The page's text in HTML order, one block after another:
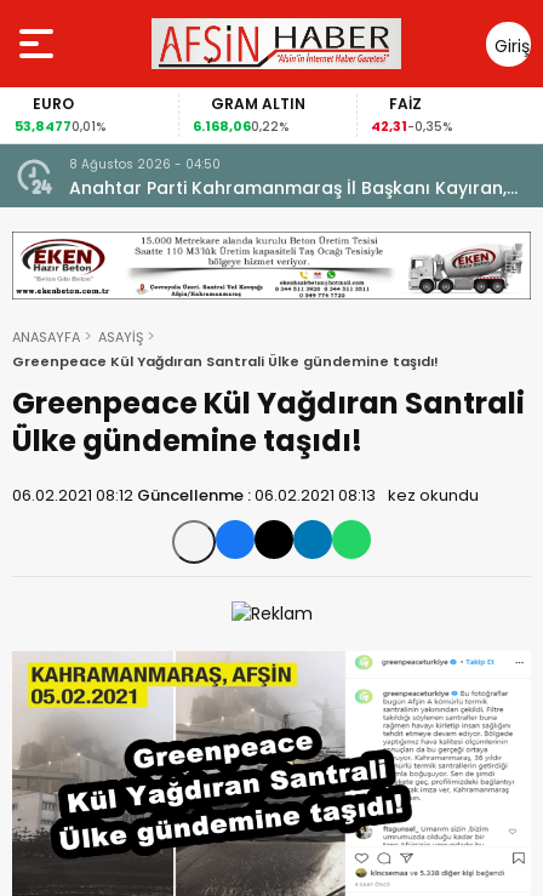
Giriş
Yap
EURO
53,84770,01%
GRAM ALTIN
6.168,060,22%
FAİZ
42,31-0,35%
8 Ağustos 2026 - 04:50
Anahtar Parti Kahramanmaraş İl Başkanı Kayıran,
Afşin Teşkilatı ile buluştu.
ANASAYFA
ASAYİŞ
Greenpeace Kül Yağdıran Santrali Ülke gündemine taşıdı!
Greenpeace Kül Yağdıran Santrali
Ülke gündemine taşıdı!
06.02.2021 08:12 Güncellenme :06.02.2021 08:13 kez okundu